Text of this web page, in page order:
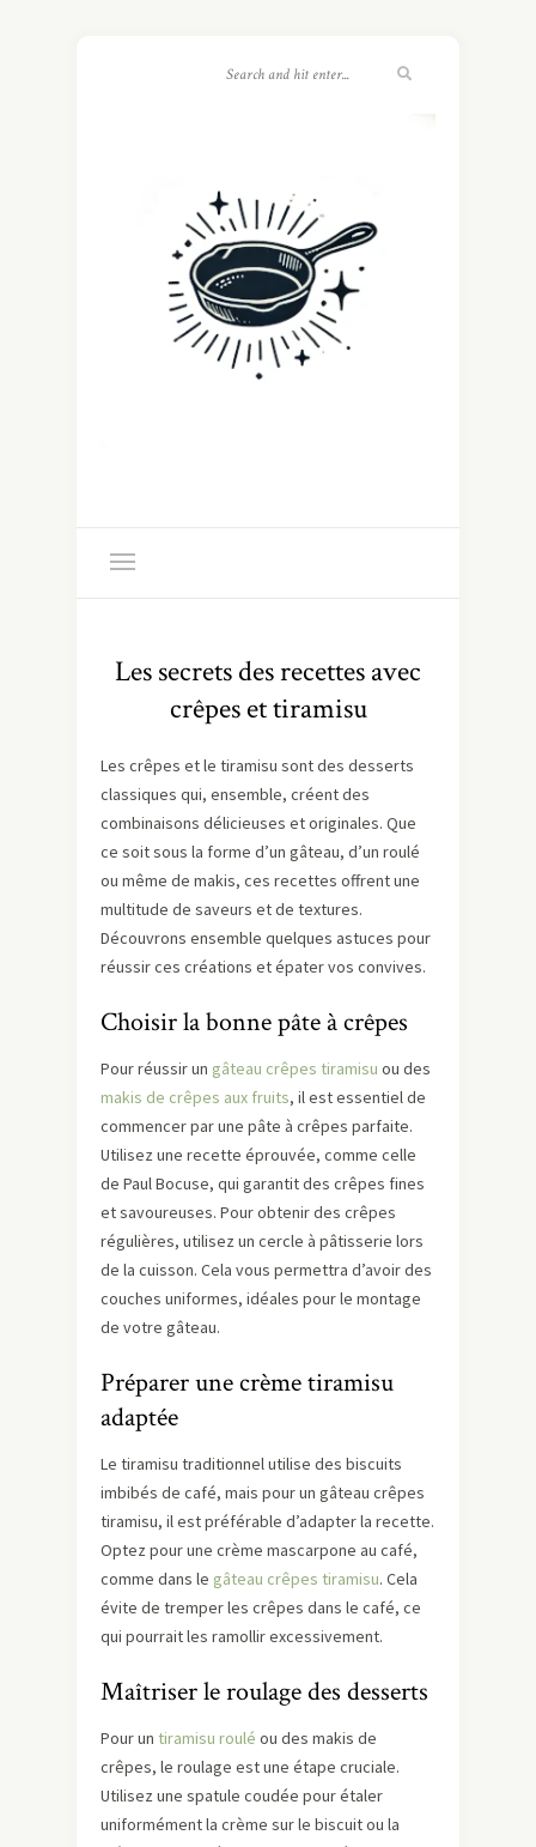
Les secrets des recettes avec
crêpes et tiramisu
Les crêpes et le tiramisu sont des desserts
classiques qui, ensemble, créent des
combinaisons délicieuses et originales. Que
ce soit sous la forme d’un gâteau, d’un roulé
ou même de makis, ces recettes offrent une
multitude de saveurs et de textures.
Découvrons ensemble quelques astuces pour
réussir ces créations et épater vos convives.
Choisir la bonne pâte à crêpes
Pour réussir un gâteau crêpes tiramisu ou des
makis de crêpes aux fruits, il est essentiel de
commencer par une pâte à crêpes parfaite.
Utilisez une recette éprouvée, comme celle
de Paul Bocuse, qui garantit des crêpes fines
et savoureuses. Pour obtenir des crêpes
régulières, utilisez un cercle à pâtisserie lors
de la cuisson. Cela vous permettra d’avoir des
couches uniformes, idéales pour le montage
de votre gâteau.
Préparer une crème tiramisu
adaptée
Le tiramisu traditionnel utilise des biscuits
imbibés de café, mais pour un gâteau crêpes
tiramisu, il est préférable d’adapter la recette.
Optez pour une crème mascarpone au café,
comme dans le gâteau crêpes tiramisu. Cela
évite de tremper les crêpes dans le café, ce
qui pourrait les ramollir excessivement.
Maîtriser le roulage des desserts
Pour un tiramisu roulé ou des makis de
crêpes, le roulage est une étape cruciale.
Utilisez une spatule coudée pour étaler
uniformément la crème sur le biscuit ou la